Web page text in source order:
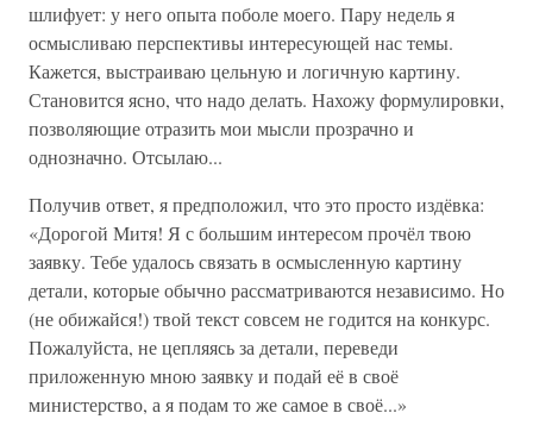
шлифует: у него опыта поболе моего. Пару недель я
осмысливаю перспективы интересующей нас темы.
Кажется, выстраиваю цельную и логичную картину.
Становится ясно, что надо делать. Нахожу формулировки,
позволяющие отразить мои мысли прозрачно и
однозначно. Отсылаю...
Получив ответ, я предположил, что это просто издёвка:
«Дорогой Митя! Я с большим интересом прочёл твою
заявку. Тебе удалось связать в осмысленную картину
детали, которые обычно рассматриваются независимо. Но
(не обижайся!) твой текст совсем не годится на конкурс.
Пожалуйста, не цепляясь за детали, переведи
приложенную мною заявку и подай её в своё
министерство, а я подам то же самое в своё...»